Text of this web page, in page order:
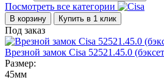
Посмотреть все категории
В корзину Купить в 1 клик
Под заказ
Врезной замок Cisa 52521.45.0
Размер:
45мм